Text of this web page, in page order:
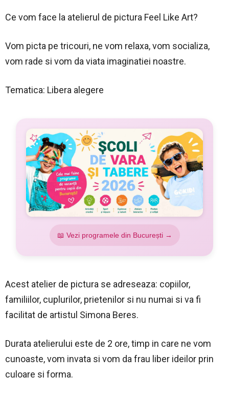
Ce vom face la atelierul de pictura Feel Like Art?
Vom picta pe tricouri, ne vom relaxa, vom socializa,
vom rade si vom da viata imaginatiei noastre.
Tematica: Libera alegere
📖 Vezi programele din București →
Acest atelier de pictura se adreseaza: copiilor,
familiilor, cuplurilor, prietenilor si nu numai si va fi
facilitat de artistul Simona Beres.
Durata atelierului este de 2 ore, timp in care ne vom
cunoaste, vom invata si vom da frau liber ideilor prin
culoare si forma.